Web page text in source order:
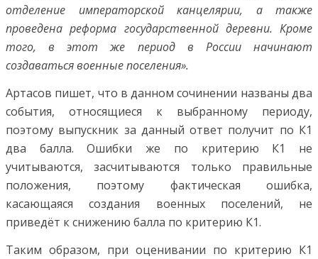
отделение императорской канцелярии, а также
проведена реформа государственной деревни. Кроме
того, в этот же период в России начинают
создаваться военные поселения».
Артасов пишет, что в данном сочинении названы два
события, относящиеся к выбранному периоду,
поэтому выпускник за данный ответ получит по К1
два балла. Ошибки же по критерию К1 не
учитываются, засчитываются только правильные
положения, поэтому фактическая ошибка,
касающаяся создания военных поселений, не
приведёт к снижению балла по критерию К1.
Таким образом, при оценивании по критерию К1